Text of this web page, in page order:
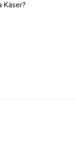
Käser?